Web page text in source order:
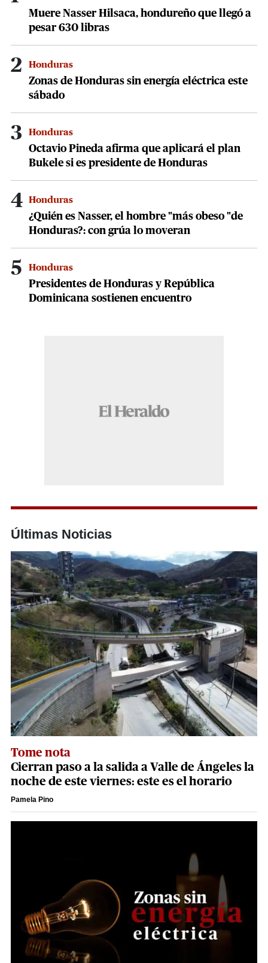
Muere Nasser Hilsaca, hondureño que llegó a
pesar 630 libras
2 Honduras
Zonas de Honduras sin energía eléctrica este
sábado
3 Honduras
Octavio Pineda afirma que aplicará el plan
Bukele si es presidente de Honduras
4 Honduras
¿Quién es Nasser, el hombre "más obeso "de
Honduras?: con grúa lo moveran
5 Honduras
Presidentes de Honduras y República
Dominicana sostienen encuentro
Últimas Noticias
Tome nota
Cierran paso a la salida a Valle de Ángeles la
noche de este viernes: este es el horario
Pamela Pino